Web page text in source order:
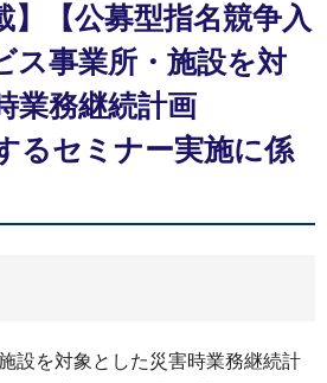
】【公募型指名競争入
ス事業所・施設を対
業務継続計画
るセミナー実施に係
設を対象とした災害時業務継続計